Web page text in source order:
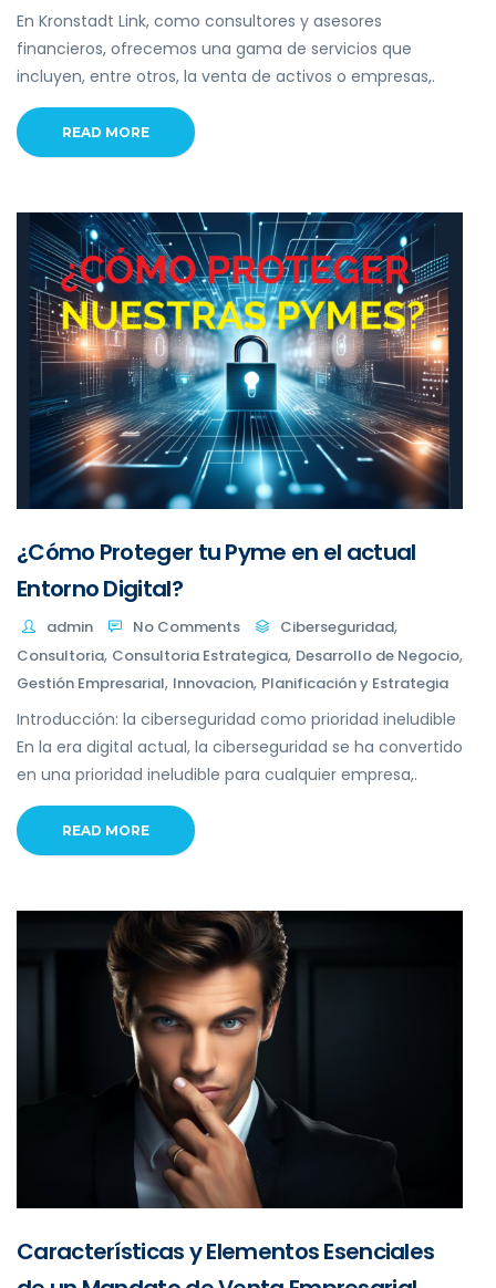
En Kronstadt Link, como consultores y asesores
financieros, ofrecemos una gama de servicios que
incluyen, entre otros, la venta de activos o empresas,.
READ MORE
¿Cómo Proteger tu Pyme en el actual
Entorno Digital?
admin No Comments Ciberseguridad,
Consultoria, Consultoria Estrategica, Desarrollo de Negocio,
Gestión Empresarial, Innovacion, Planificación y Estrategia
Introducción: la ciberseguridad como prioridad ineludible
En la era digital actual, la ciberseguridad se ha convertido
en una prioridad ineludible para cualquier empresa,.
READ MORE
Características y Elementos Esenciales